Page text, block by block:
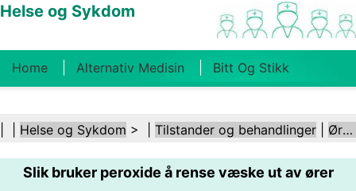
Helse og Sykdom
Home Alternativ Medisin Bitt Og Stikk
Kosthold Og Ernæring Familiehelse
Helsebransjen Psykisk Helse Folkehelse Og
Helse og Sykdom > | Tilstander og behandlinger Ører og hørsel
Slik bruker peroxide å rense væske ut av ører